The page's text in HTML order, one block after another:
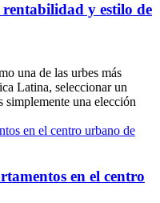
y estilo de
una de las urbes más
Latina, seleccionar un
una elección
en el centro